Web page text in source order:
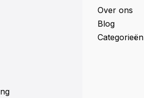
Over ons
Blog
Categorieën